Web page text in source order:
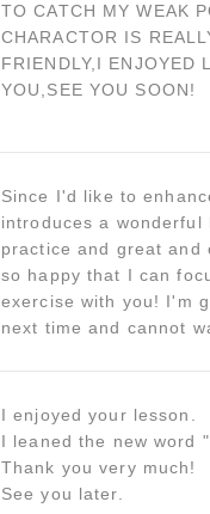
TO CATCH MY WEAK
CHARACTOR IS
FRIENDLY,I ENJOYED
YOU,SEE YOU SOON!
Since I'd like to
introduces a wonderful
practice and great and
so happy that I can
exercise with you! I'm
next time and cannot
I enjoyed your lesson.
I leaned the new word
Thank you very much!
See you later.